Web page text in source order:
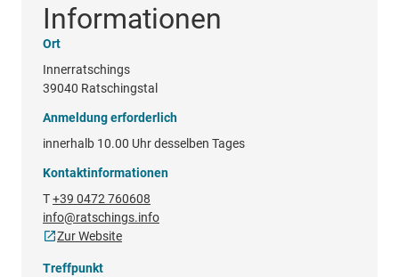
Informationen
Ort
Innerratschings
39040 Ratschingstal
Anmeldung erforderlich
innerhalb 10.00 Uhr desselben Tages
Kontaktinformationen
T+39 0472 760608
info@ratschings.info
Zur Website
Treffpunkt